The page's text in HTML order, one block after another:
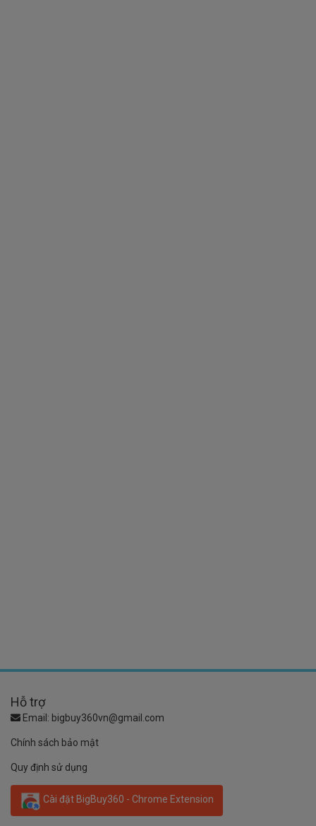
Hỗ trợ
Email: bigbuy360vn@gmail.com
Chính sách bảo mật
Quy định sử dụng
Cài đặt BigBuy360 - Chrome Extension